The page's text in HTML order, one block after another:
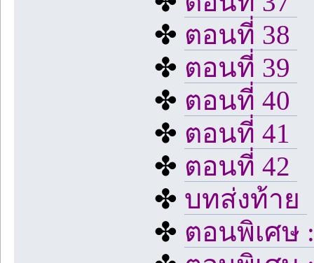
✤ ตอนที่ 38
✤ ตอนที่ 39
✤ ตอนที่ 40
✤ ตอนที่ 41
✤ ตอนที่ 42
✤ บทส่งท้าย
✤ ตอนพิเศษ